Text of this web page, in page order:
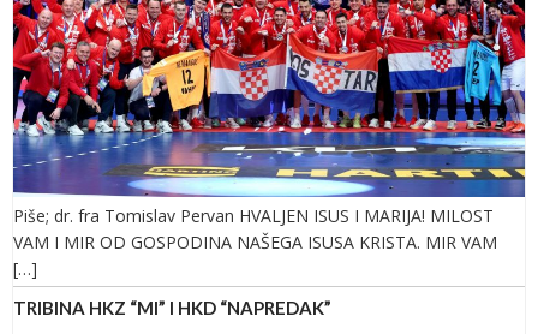
Piše; dr. fra Tomislav Pervan HVALJEN ISUS I MARIJA! MILOST
VAM I MIR OD GOSPODINA NAŠEGA ISUSA KRISTA. MIR VAM
[…]
TRIBINA HKZ “MI” I HKD “NAPREDAK”